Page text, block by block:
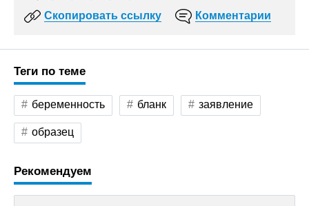
Скопировать ссылку Комментарии
Теги по теме
беременность бланк заявление
образец
Рекомендуем